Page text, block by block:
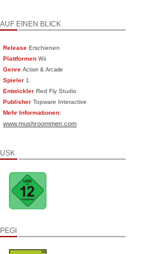
AUF EINEN BLICK
Release Erschienen
Plattformen Wii
Genre Action & Arcade
Spieler 1
Entwickler Red Fly Studio
Publisher Topware Interactive
Mehr Informationen:
www.mushroommen.com
USK
PEGI